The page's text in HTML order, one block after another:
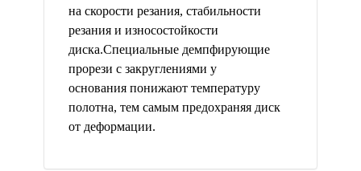
на скорости резания, стабильности
резания и износостойкости
диска.Специальные демпфирующие
прорези с закруглениями у
основания понижают температуру
полотна, тем самым предохраняя диск
от деформации.